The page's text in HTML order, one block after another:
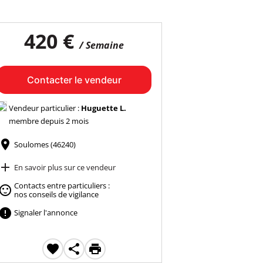
420 €/ Semaine
Contacter le vendeur
Vendeur particulier : Huguette L.
membre depuis 2 mois
Soulomes (46240)
En savoir plus sur ce vendeur
Contacts entre particuliers :
nos conseils de vigilance
Signaler l'annonce
  